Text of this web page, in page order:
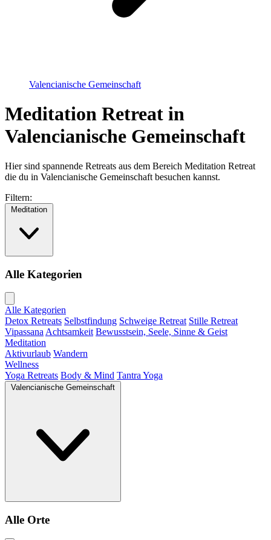
Valencianische Gemeinschaft
Meditation Retreat in
Valencianische Gemeinschaft
Hier sind spannende Retreats aus dem Bereich Meditation Retreat
die du in Valencianische Gemeinschaft besuchen kannst.
Filtern:
Meditation
Alle Kategorien
Alle Kategorien
Detox Retreats Selbstfindung Schweige Retreat Stille Retreat
Vipassana Achtsamkeit Bewusstsein, Seele, Sinne & Geist
Meditation
Aktivurlaub Wandern
Wellness
Yoga Retreats Body & Mind Tantra Yoga
Valencianische Gemeinschaft
Alle Orte